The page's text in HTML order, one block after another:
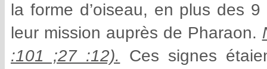
la forme d’oiseau, en plus des
leur mission auprès de Pharaon.
:101 ;27 :12).
Ces signes